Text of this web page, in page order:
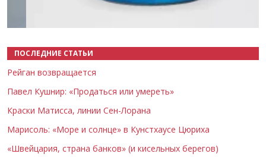
ПОСЛЕДНИЕ СТАТЬИ
Рейган возвращается
Павел Кушнир: «Продаться или умереть»
Краски Матисса, линии Сен-Лорана
Марисоль: «Море и солнце» в Кунстхаусе Цюриха
«Швейцария, страна банков» (и кисельных берегов)